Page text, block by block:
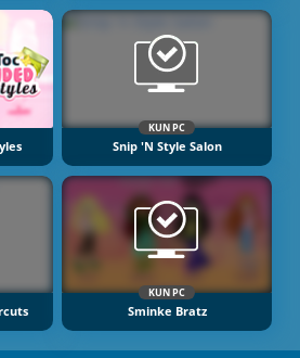
KUN PC
Snip 'n Style Salon
KUN PC
Sminke Bratz